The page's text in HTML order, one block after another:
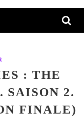
: THE
SAISON 2.
FINALE)